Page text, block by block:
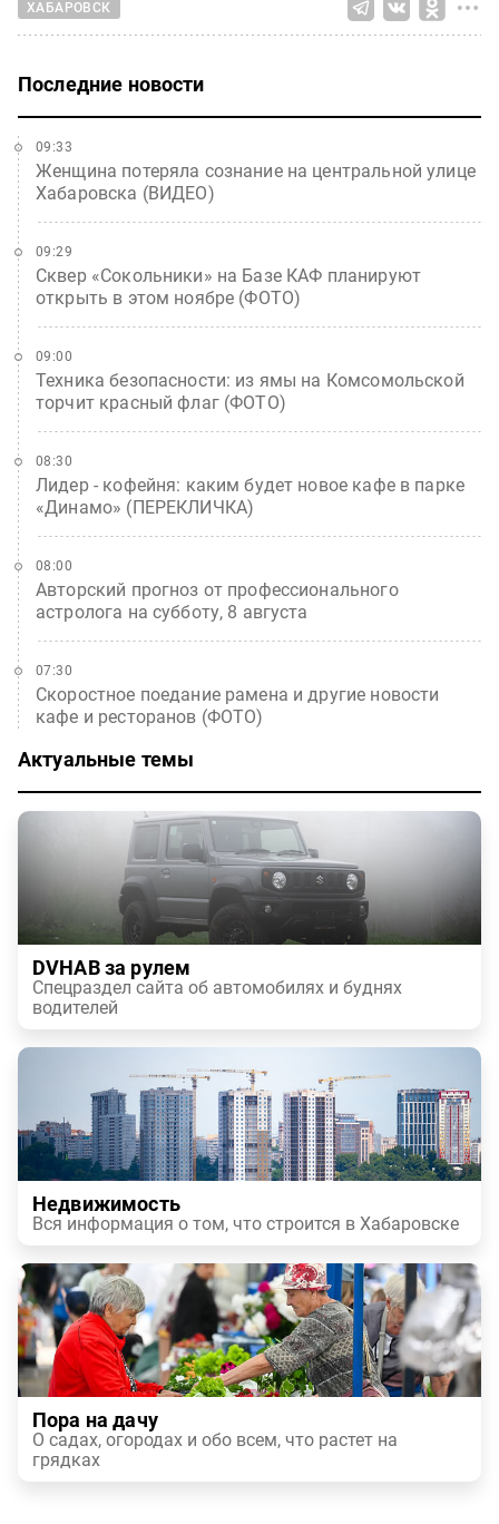
ХАБАРОВСК
Последние новости
Женщина потеряла сознание на центральной улице
Хабаровска (ВИДЕО)
09:33
Сквер «Сокольники» на Базе КАФ планируют
открыть в этом ноябре (ФОТО)
09:29
Техника безопасности: из ямы на Комсомольской
торчит красный флаг (ФОТО)
09:00
Лидер - кофейня: каким будет новое кафе в парке
«Динамо» (ПЕРЕКЛИЧКА)
08:30
Авторский прогноз от профессионального
астролога на субботу, 8 августа
08:00
Скоростное поедание рамена и другие новости
кафе и ресторанов (ФОТО)
07:30
Актуальные темы
DVHAB за рулем
Спецраздел сайта об автомобилях и буднях
водителей
Недвижимость
Вся информация о том, что строится в Хабаровске
Пора на дачу
О садах, огородах и обо всем, что растет на
грядках